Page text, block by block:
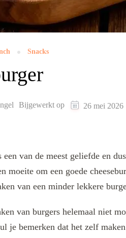
Snacks
Bijgewerkt op 26 mei 2026
een van de meest geliefde en
moeite om een goede
van een minder lekkere
van burgers helemaal niet
je bemerken dat het zelf